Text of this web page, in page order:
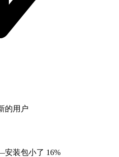
的用户
装包小了 16%